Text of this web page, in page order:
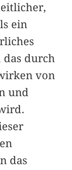
ein
das durch
von
und
das